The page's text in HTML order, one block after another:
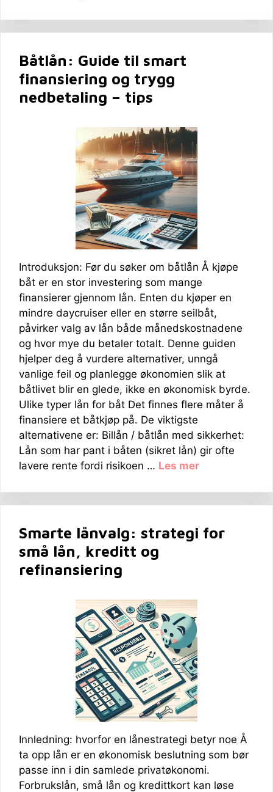
Båtlån: Guide til smart
finansiering og trygg
nedbetaling – tips
Introduksjon: Før du søker om båtlån Å kjøpe
båt er en stor investering som mange
finansierer gjennom lån. Enten du kjøper en
mindre daycruiser eller en større seilbåt,
påvirker valg av lån både månedskostnadene
og hvor mye du betaler totalt. Denne guiden
hjelper deg å vurdere alternativer, unngå
vanlige feil og planlegge økonomien slik at
båtlivet blir en glede, ikke en økonomisk byrde.
Ulike typer lån for båt Det finnes flere måter å
finansiere et båtkjøp på. De viktigste
alternativene er: Billån / båtlån med sikkerhet:
Lån som har pant i båten (sikret lån) gir ofte
lavere rente fordi risikoen … Les mer
Smarte lånvalg: strategi for
små lån, kreditt og
refinansiering
Innledning: hvorfor en lånestrategi betyr noe Å
ta opp lån er en økonomisk beslutning som bør
passe inn i din samlede privatøkonomi.
Forbrukslån, små lån og kredittkort kan løse